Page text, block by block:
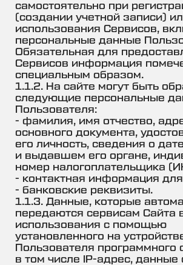
самостоятельно при
(создании учетной записи)
использования Сервисов,
персональные данные
Обязательная для
Сервисов информация
специальным образом.
1.1.2. На сайте могут быть
следующие персональные
Пользователя:
- фамилия, имя отчество,
основного документа,
его личность, сведения о
и выдавшем его органе,
номер налогоплательщика
- контактная информация
- банковские реквизиты.
1.1.3. Данные, которые
передаются сервисам Сайта
использования с помощью
установленного на
Пользователя программного
в том числе IP-адрес, данные